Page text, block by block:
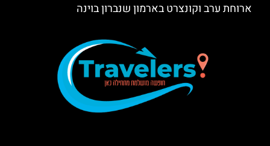
ארוחת ערב וקונצרט בארמון שנברון בוינה